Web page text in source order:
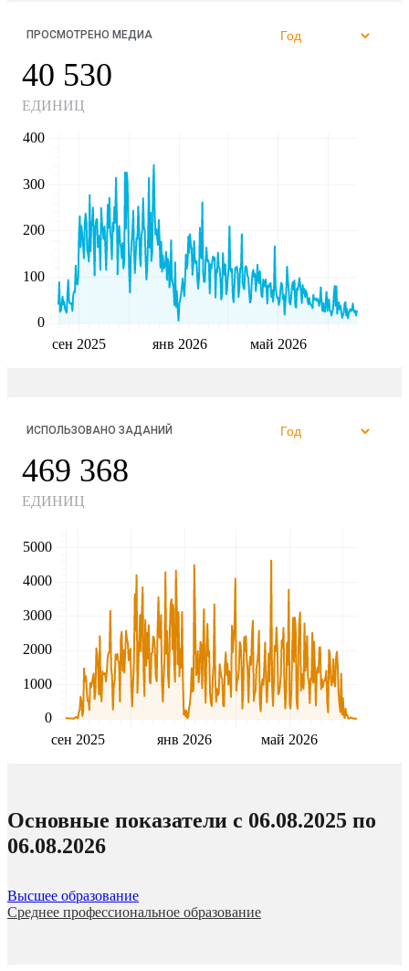
ПРОСМОТРЕНО МЕДИА
40 530
ЕДИНИЦ
сен 2025 янв 2026 май 2026
0
100
200
300
400
ИСПОЛЬЗОВАНО ЗАДАНИЙ
469 368
ЕДИНИЦ
сен 2025 янв 2026 май 2026
0
1000
2000
3000
4000
5000
Основные показатели c 06.08.2025 по
06.08.2026
Высшее образование
Среднее профессиональное образование